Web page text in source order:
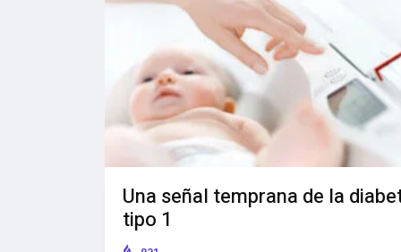
Una señal temprana de la
tipo 1